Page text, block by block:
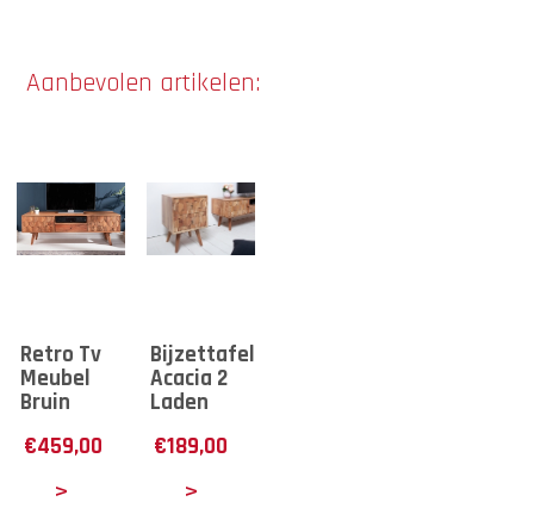
Aanbevolen artikelen:
Retro Tv
Meubel
Bruin
€459,00
Bijzettafel
Acacia 2
Laden
€189,00